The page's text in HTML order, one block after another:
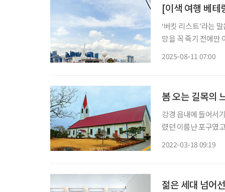
[이색 여행 베
‘버킷 리스트’라는 말
망을 꼭 죽기 전에만
2025-08-11 07:00
봄 오는 길목의
강경 읍내에 들어서
렸던 이름난 포구였
2022-03-18 09:19
젊은 세대 넘어